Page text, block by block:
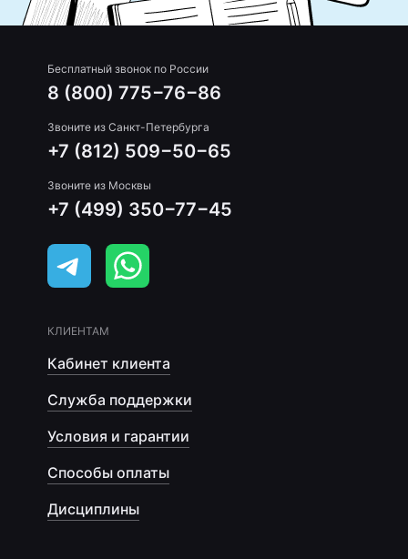
Бесплатный звонок по России
8 (800) 775−76−86
Звоните из Санкт-Петербурга
+7 (812) 509−50−65
Звоните из Москвы
+7 (499) 350−77−45
КЛИЕНТАМ
Кабинет клиента
Служба поддержки
Условия и гарантии
Способы оплаты
Дисциплины